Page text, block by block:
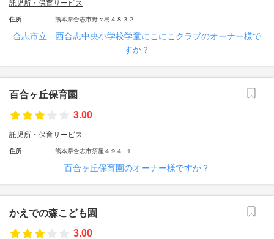
託児所・保育サービス
住所 熊本県合志市野々島４８３２
合志市立 西合志中央小学校学童にこにこクラブのオーナー様で
すか？
百合ヶ丘保育園
3.00
託児所・保育サービス
住所 熊本県合志市須屋４９４−１
百合ヶ丘保育園のオーナー様ですか？
かえでの森こども園
3.00